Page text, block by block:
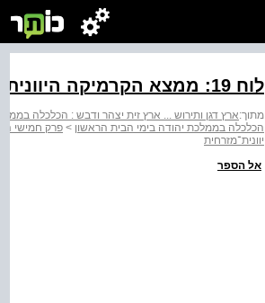
לוח ‭:19‬ ממצא הקרמיקה היוונית־מזרחית
מתוך:ארץ דגן ותירוש ... ארץ זית יצהר ודבש : הכלכלה
הכלכלה בממלכת יהודה בימי הבית הראשון > פרק חמישי
יוונית־מזרחית
אל הספר